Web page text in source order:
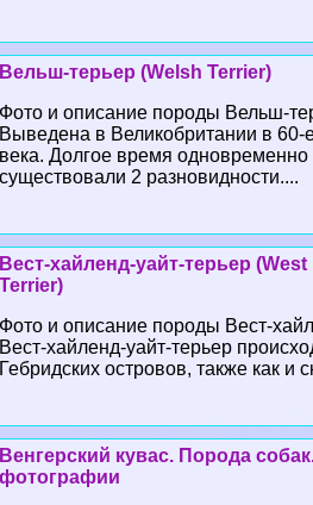
Вельш-терьер (Welsh Terrier)
Фото и описание породы Вельш-
Выведена в Великобритании в 60-
века. Долгое время одновременно
существовали 2 разновидности....
Вест-хайленд-уайт-терьер
Terrier)
Фото и описание породы Вест-
Вест-хайленд-уайт-терьер
Гебридских островов, также как и
Венгерский кувас. Порода
фотографии